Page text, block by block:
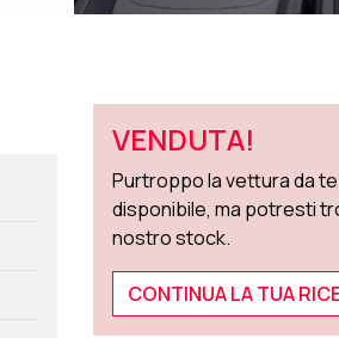
VENDUTA!
Purtroppo la vettura da
disponibile, ma potresti
nostro stock.
CONTINUA LA TUA